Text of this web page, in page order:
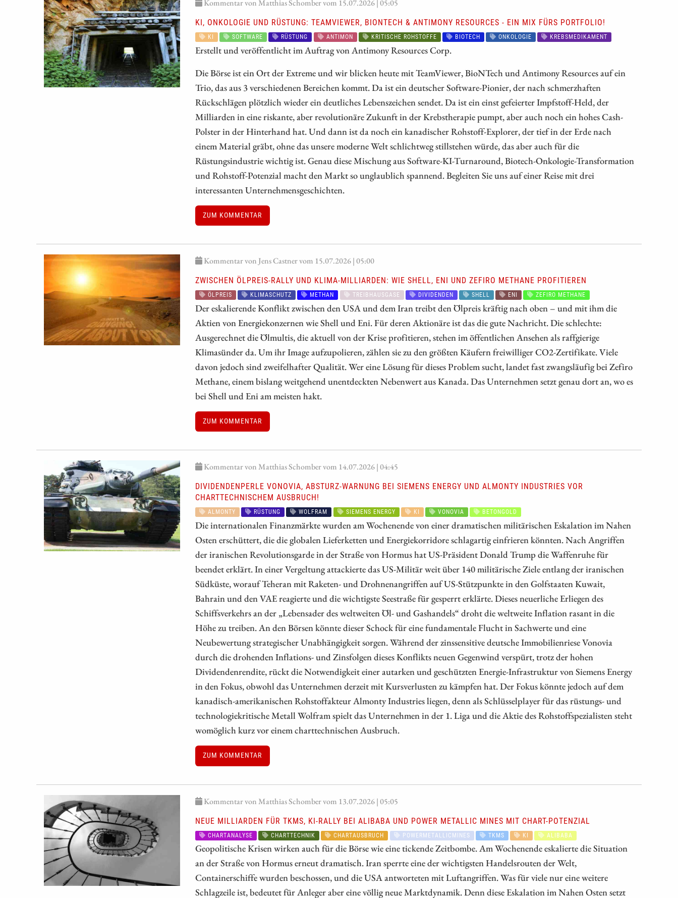
Kommentar von Matthias Schomber vom 15.07.2026 | 05:05
KI, ONKOLOGIE UND RÜSTUNG: TEAMVIEWER, BIONTECH & ANTIMONY RESOURCES - EIN MIX FÜRS PORTFOLIO!
KI SOFTWARE RÜSTUNG ANTIMON KRITISCHE ROHSTOFFE BIOTECH ONKOLOGIE KREBSMEDIKAMENT
Erstellt und veröffentlicht im Auftrag von Antimony Resources Corp.
Die Börse ist ein Ort der Extreme und wir blicken heute mit TeamViewer, BioNTech und Antimony Resources auf ein
Trio, das aus 3 verschiedenen Bereichen kommt. Da ist ein deutscher Software-Pionier, der nach schmerzhaften
Rückschlägen plötzlich wieder ein deutliches Lebenszeichen sendet. Da ist ein einst gefeierter Impfstoff-Held, der
Milliarden in eine riskante, aber revolutionäre Zukunft in der Krebstherapie pumpt, aber auch noch ein hohes Cash-
Polster in der Hinterhand hat. Und dann ist da noch ein kanadischer Rohstoff-Explorer, der tief in der Erde nach
einem Material gräbt, ohne das unsere moderne Welt schlichtweg stillstehen würde, das aber auch für die
Rüstungsindustrie wichtig ist. Genau diese Mischung aus Software-KI-Turnaround, Biotech-Onkologie-Transformation
und Rohstoff-Potenzial macht den Markt so unglaublich spannend. Begleiten Sie uns auf einer Reise mit drei
interessanten Unternehmensgeschichten.
ZUM KOMMENTAR
Kommentar von Jens Castner vom 15.07.2026 | 05:00
ZWISCHEN ÖLPREIS-RALLY UND KLIMA-MILLIARDEN: WIE SHELL, ENI UND ZEFIRO METHANE PROFITIEREN
ÖLPREIS KLIMASCHUTZ METHAN TREIBHAUSGASE DIVIDENDEN SHELL ENI ZEFIRO METHANE
Der eskalierende Konflikt zwischen den USA und dem Iran treibt den Ölpreis kräftig nach oben – und mit ihm die
Aktien von Energiekonzernen wie Shell und Eni. Für deren Aktionäre ist das die gute Nachricht. Die schlechte:
Ausgerechnet die Ölmultis, die aktuell von der Krise profitieren, stehen im öffentlichen Ansehen als raffgierige
Klimasünder da. Um ihr Image aufzupolieren, zählen sie zu den größten Käufern freiwilliger CO2-Zertifikate. Viele
davon jedoch sind zweifelhafter Qualität. Wer eine Lösung für dieses Problem sucht, landet fast zwangsläufig bei Zefiro
Methane, einem bislang weitgehend unentdeckten Nebenwert aus Kanada. Das Unternehmen setzt genau dort an, wo es
bei Shell und Eni am meisten hakt.
ZUM KOMMENTAR
Kommentar von Matthias Schomber vom 14.07.2026 | 04:45
DIVIDENDENPERLE VONOVIA, ABSTURZ-WARNUNG BEI SIEMENS ENERGY UND ALMONTY INDUSTRIES VOR
CHARTTECHNISCHEM AUSBRUCH!
ALMONTY RÜSTUNG WOLFRAM SIEMENS ENERGY KI VONOVIA BETONGOLD
Die internationalen Finanzmärkte wurden am Wochenende von einer dramatischen militärischen Eskalation im Nahen
Osten erschüttert, die die globalen Lieferketten und Energiekorridore schlagartig einfrieren könnten. Nach Angriffen
der iranischen Revolutionsgarde in der Straße von Hormus hat US-Präsident Donald Trump die Waffenruhe für
beendet erklärt. In einer Vergeltung attackierte das US-Militär weit über 140 militärische Ziele entlang der iranischen
Südküste, worauf Teheran mit Raketen- und Drohnenangriffen auf US-Stützpunkte in den Golfstaaten Kuwait,
Bahrain und den VAE reagierte und die wichtigste Seestraße für gesperrt erklärte. Dieses neuerliche Erliegen des
Schiffsverkehrs an der „Lebensader des weltweiten Öl- und Gashandels“ droht die weltweite Inflation rasant in die
Höhe zu treiben. An den Börsen könnte dieser Schock für eine fundamentale Flucht in Sachwerte und eine
Neubewertung strategischer Unabhängigkeit sorgen. Während der zinssensitive deutsche Immobilienriese Vonovia
durch die drohenden Inflations- und Zinsfolgen dieses Konflikts neuen Gegenwind verspürt, trotz der hohen
Dividendenrendite, rückt die Notwendigkeit einer autarken und geschützten Energie-Infrastruktur von Siemens Energy
in den Fokus, obwohl das Unternehmen derzeit mit Kursverlusten zu kämpfen hat. Der Fokus könnte jedoch auf dem
kanadisch-amerikanischen Rohstoffakteur Almonty Industries liegen, denn als Schlüsselplayer für das rüstungs- und
technologiekritische Metall Wolfram spielt das Unternehmen in der 1. Liga und die Aktie des Rohstoffspezialisten steht
womöglich kurz vor einem charttechnischen Ausbruch.
ZUM KOMMENTAR
Kommentar von Matthias Schomber vom 13.07.2026 | 05:05
NEUE MILLIARDEN FÜR TKMS, KI-RALLY BEI ALIBABA UND POWER METALLIC MINES MIT CHART-POTENZIAL
CHARTANALYSE CHARTTECHNIK CHARTAUSBRUCH POWERMETALLICMINES TKMS KI ALIBABA
Geopolitische Krisen wirken auch für die Börse wie eine tickende Zeitbombe. Am Wochenende eskalierte die Situation
an der Straße von Hormus erneut dramatisch. Iran sperrte eine der wichtigsten Handelsrouten der Welt,
Containerschiffe wurden beschossen, und die USA antworteten mit Luftangriffen. Was für viele nur eine weitere
Schlagzeile ist, bedeutet für Anleger aber eine völlig neue Marktdynamik. Denn diese Eskalation im Nahen Osten setzt